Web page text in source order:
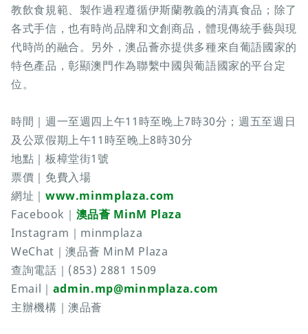
教飲食規範、製作過程遵循伊斯蘭教義的清真食品；除了
各式手信，也有時尚品牌和文創商品，體現傳統手藝與現
代時尚的融合。另外，澳品薈亦提供多種來自葡語國家的
特色產品，彰顯澳門作為聯繫中國與葡語國家的平台定
位。
時間｜週一至週四上午11時至晚上7時30分；週五至週日
及公眾假期上午11時至晚上8時30分
地點｜板樟堂街1號
票價｜免費入場
網址｜ www.minmplaza.com
Facebook｜ 澳品薈 MinM Plaza
Instagram｜minmplaza
WeChat｜澳品薈 MinM Plaza
查詢電話｜(853) 2881 1509
Email｜ admin.mp@minmplaza.com
主辦機構｜澳品薈